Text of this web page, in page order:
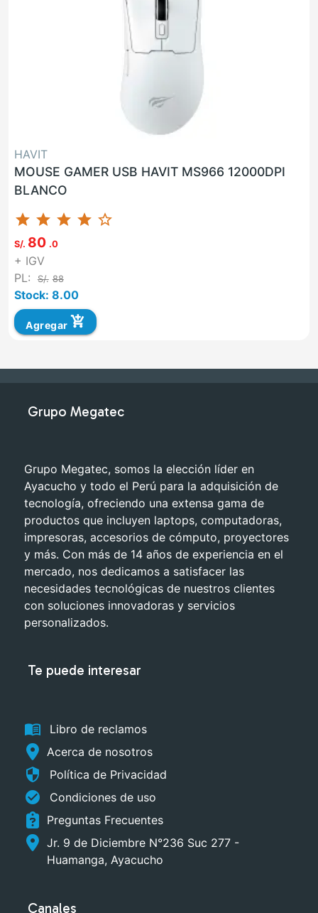
HAVIT
MOUSE GAMER USB HAVIT MS966 12000DPI
BLANCO
star star star star star_border
S/. 80 .0
+ IGV
PL:
S/. 88
Stock: 8.00
Agregar add_shopping_cart
Grupo Megatec
Grupo Megatec, somos la elección líder en
Ayacucho y todo el Perú para la adquisición de
tecnología, ofreciendo una extensa gama de
productos que incluyen laptops, computadoras,
impresoras, accesorios de cómputo, proyectores
y más. Con más de 14 años de experiencia en el
mercado, nos dedicamos a satisfacer las
necesidades tecnológicas de nuestros clientes
con soluciones innovadoras y servicios
personalizados.
Te puede interesar
menu_book
Libro de reclamos
Acerca de nosotros
security Política de Privacidad
check_circle
Condiciones de uso
Preguntas Frecuentes
Jr. 9 de Diciembre N°236 Suc 277 -
Huamanga, Ayacucho
Canales